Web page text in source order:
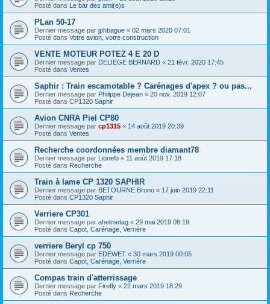
Posté dans Le bar des ami(e)s
PLan 50-17
Dernier message par jphbague « 02 mars 2020 07:01
Posté dans Votre avion, votre construction
VENTE MOTEUR POTEZ 4 E 20 D
Dernier message par DELIEGE BERNARD « 21 févr. 2020 17:45
Posté dans Ventes
Saphir : Train escamotable ? Carénages d'apex ? ou pas...
Dernier message par Philippe Dejean « 20 nov. 2019 12:07
Posté dans CP1320 Saphir
Avion CNRA Piel CP80
Dernier message par cp1315 « 14 août 2019 20:39
Posté dans Ventes
Recherche coordonnées membre diamant78
Dernier message par Lionelb « 11 août 2019 17:18
Posté dans Recherche
Train à lame CP 1320 SAPHIR
Dernier message par BETOURNE Bruno « 17 juin 2019 22:11
Posté dans CP1320 Saphir
Verriere CP301
Dernier message par ahelmetag « 29 mai 2019 08:19
Posté dans Capot, Carénage, Verrière
verriere Beryl cp 750
Dernier message par EDEWET « 30 mars 2019 00:05
Posté dans Capot, Carénage, Verrière
Compas train d'atterrissage
Dernier message par Firefly « 22 mars 2019 18:29
Posté dans Recherche